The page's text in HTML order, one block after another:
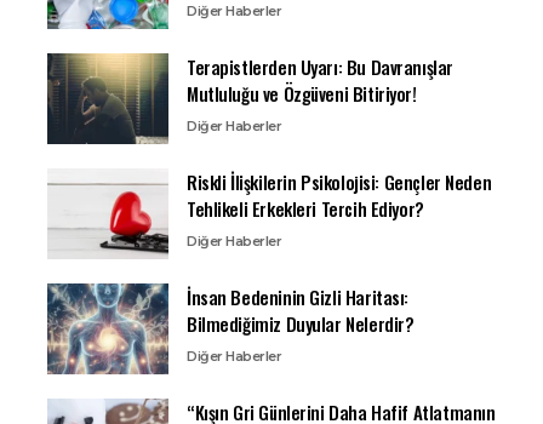
Diğer Haberler
Terapistlerden Uyarı: Bu Davranışlar
Mutluluğu ve Özgüveni Bitiriyor!
Diğer Haberler
Riskli İlişkilerin Psikolojisi: Gençler Neden
Tehlikeli Erkekleri Tercih Ediyor?
Diğer Haberler
İnsan Bedeninin Gizli Haritası:
Bilmediğimiz Duyular Nelerdir?
Diğer Haberler
“Kışın Gri Günlerini Daha Hafif Atlatmanın